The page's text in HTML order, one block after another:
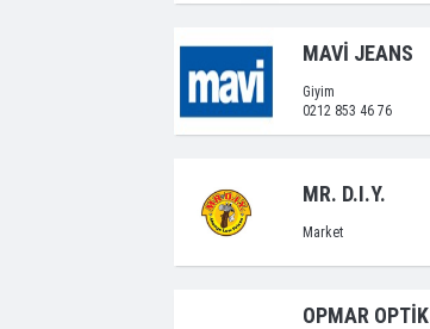
MAVİ JEANS
Giyim
0212 853 46 76
MR. D.I.Y.
Market
OPMAR OPTİK